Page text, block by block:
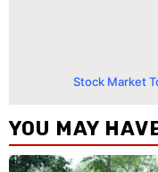
Stock Market
YOU MAY